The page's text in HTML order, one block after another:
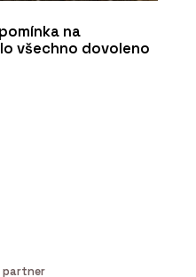
na
všechno dovoleno
partner